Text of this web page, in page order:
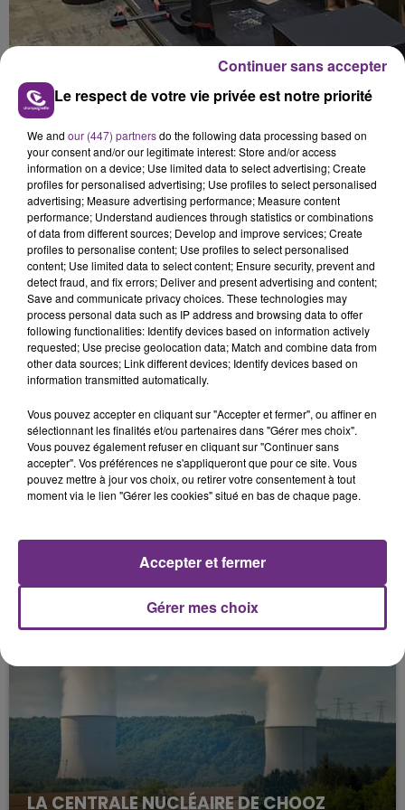
disponibles sur commande en passant par lapage
de Benjamin.
LA CENTRALE NUCLÉAIRE DE CHOOZ
Le respect de votre vie privée est notre priorité
We and our (447) partnersdo the following data processing based on
your consent and/or our legitimate interest: Store and/or access
information on a device; Use limited data to select advertising; Create
profiles for personalised advertising; Use profiles to select personalised
advertising; Measure advertising performance; Measure content
performance; Understand audiences through statistics or combinations
of data from different sources; Develop and improve services; Create
profiles to personalise content; Use profiles to select personalised
content; Use limited data to select content; Ensure security, prevent and
detect fraud, and fix errors; Deliver and present advertising and content;
Save and communicate privacy choices. These technologies may
process personal data such as IP address and browsing data to offer
following functionalities: Identify devices based on information actively
requested; Use precise geolocation data; Match and combine data from
other data sources; Link different devices; Identify devices based on
information transmitted automatically.
Vous pouvez accepter en cliquant sur "Accepter et fermer", ou affiner en
sélectionnant les finalités et/ou partenaires dans "Gérer mes choix".
Vous pouvez également refuser en cliquant sur "Continuer sans
accepter". Vos préférences ne s'appliqueront que pour ce site. Vous
pouvez mettre à jour vos choix, ou retirer votre consentement à tout
moment via le lien "Gérer les cookies" situé en bas de chaque page.
Gérer mes choix
Accepter et fermer
Continuer sans accepter